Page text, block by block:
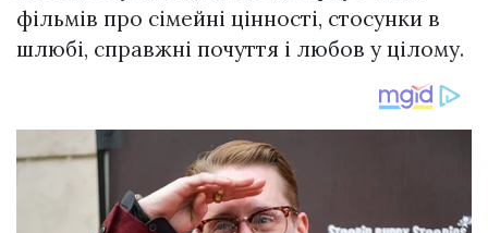
фільмів про сімейні цінності, стосунки в
шлюбі, справжні почуття і любов у цілому.